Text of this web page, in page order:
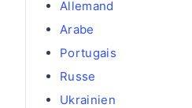
Allemand
Arabe
Portugais
Russe
Ukrainien